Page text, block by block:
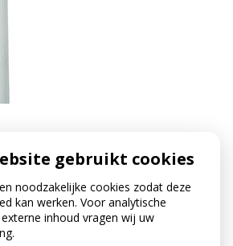
gebruikt cookies
noodzakelijke cookies zodat deze
kan werken. Voor analytische
inhoud vragen wij uw